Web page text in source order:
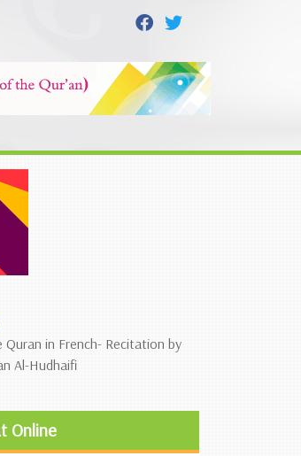
in French- Recitation by
Al-Hudhaifi
Online